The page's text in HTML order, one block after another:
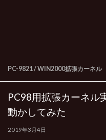
PC-9821/WIN2000拡張カーネル
PC98用拡張カーネル
動かしてみた
2019年3月4日